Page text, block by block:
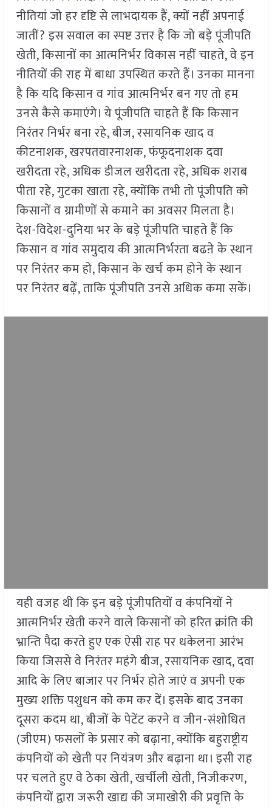
नीतियां जो हर दृष्टि से लाभदायक हैं, क्यों नहीं अपनाई
जातीं? इस सवाल का स्पष्ट उत्तर है कि जो बड़े पूंजीपति
खेती, किसानों का आत्मनिर्भर विकास नहीं चाहते, वे इन
नीतियों की राह में बाधा उपस्थित करते हैं। उनका मानना
है कि यदि किसान व गांव आत्मनिर्भर बन गए तो हम
उनसे कैसे कमाएंगे। ये पूंजीपति चाहते हैं कि किसान
निरंतर निर्भर बना रहे, बीज, रसायनिक खाद व
कीटनाशक, खरपतवारनाशक, फंफूदनाशक दवा
खरीदता रहे, अधिक डीजल खरीदता रहे, अधिक शराब
पीता रहे, गुटका खाता रहे, क्योंकि तभी तो पूंजीपति को
किसानों व ग्रामीणों से कमाने का अवसर मिलता है।
देश-विदेश-दुनिया भर के बड़े पूंजीपति चाहते हैं कि
किसान व गांव समुदाय की आत्मनिर्भरता बढऩे के स्थान
पर निरंतर कम हो, किसान के खर्च कम होने के स्थान
पर निरंतर बढ़ें, ताकि पूंजीपति उनसे अधिक कमा सकें।
यही वजह थी कि इन बड़े पूंजीपतियों व कंपनियों ने
आत्मनिर्भर खेती करने वाले किसानों को हरित क्रांति की
भ्रान्ति पैदा करते हुए एक ऐसी राह पर धकेलना आरंभ
किया जिससे वे निरंतर महंगे बीज, रसायनिक खाद, दवा
आदि के लिए बाजार पर निर्भर होते जाएं व अपनी एक
मुख्य शक्ति पशुधन को कम कर दें। इसके बाद उनका
दूसरा कदम था, बीजों के पेटेंट करने व जीन-संशोधित
(जीएम) फसलों के प्रसार को बढ़ाना, क्योंकि बहुराष्ट्रीय
कंपनियों को खेती पर नियंत्रण और बढ़ाना था। इसी राह
पर चलते हुए वे ठेका खेती, खर्चीली खेती, निजीकरण,
कंपनियों द्वारा जरूरी खाद्य की जमाखोरी की प्रवृत्ति के